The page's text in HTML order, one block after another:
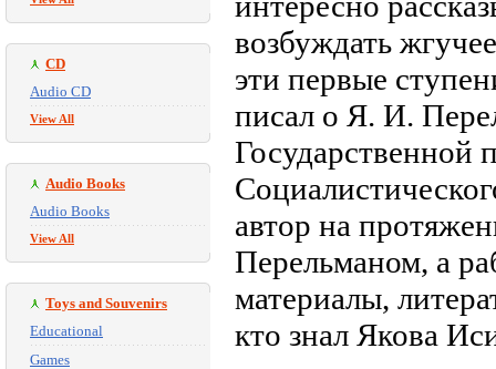
CD
Audio CD
View All
Audio Books
Audio Books
View All
Toys and Souvenirs
Educational
Games
возбуждать
эти первые
писал о Я. И.
автор на
Перельманом, а
материалы,
кто знал Якова